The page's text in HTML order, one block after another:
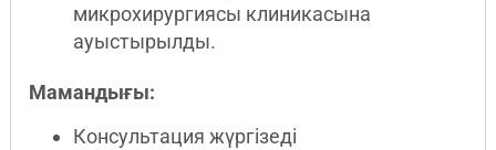
микрохирургиясы клиникасына
ауыстырылды.
Мамандығы:
Консультация жүргізеді